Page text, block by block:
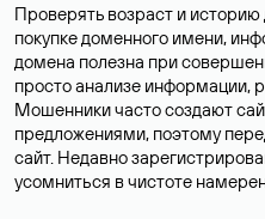
Проверять возраст и
покупке доменного имени,
домена полезна при
просто анализе информации,
Мошенники часто создают
предложениями, поэтому
сайт. Недавно
усомниться в чистоте